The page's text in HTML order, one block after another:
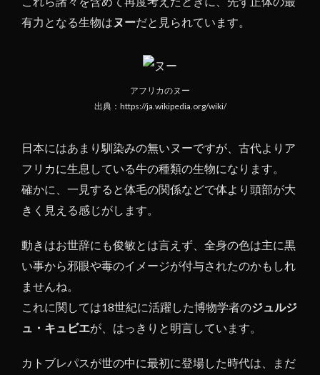
有力となる生物は ヌーだと見られています。
アフリカのヌー
出典：https://ja.wikipedia.org/wiki/
日本にはあまり馴染みの無いヌーですが、古代よりア
フリカに生息している牛の種類の生物になります。
確かに、一見すると体毛の関係などで体より頭部が大
きく見える感じがします。
動きはお世辞にも俊敏とは言えず、全身の色は主に黒
い事から邪眼や毒のイメージが付与されたのかもしれ
ませんね。
これに関しては18世紀に活躍した博物学者のジュルジ
ュ・キュビエが、はっきりと明言しています。
カトブレパスが世の中に最初に登場した時代は、まだ